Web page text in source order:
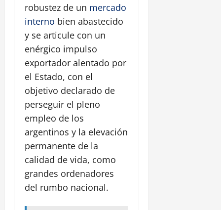
robustez de un mercado
interno bien abastecido
y se articule con un
enérgico impulso
exportador alentado por
el Estado, con el
objetivo declarado de
perseguir el pleno
empleo de los
argentinos y la elevación
permanente de la
calidad de vida, como
grandes ordenadores
del rumbo nacional.